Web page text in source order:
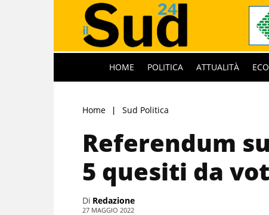
HOME POLITICA ATTUALITÀ
Home Sud Politica
Referendum
5 quesiti da
Di Redazione
27 MAGGIO 2022